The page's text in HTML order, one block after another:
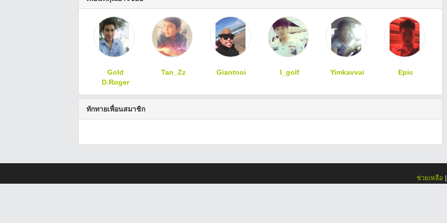
Gold
D.Roger
Tan_Zz Giantnoi I_golf Yimkavvai Epic
ทักทายเพื่อนสมาชิก
ช่วยเหลือ